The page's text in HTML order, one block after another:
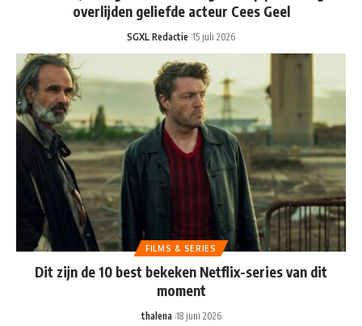
overlijden geliefde acteur Cees Geel
SGXL Redactie 15 juli 2026
FILMS & SERIES
Dit zijn de 10 best bekeken Netflix-series van dit
moment
thalena 18 juni 2026